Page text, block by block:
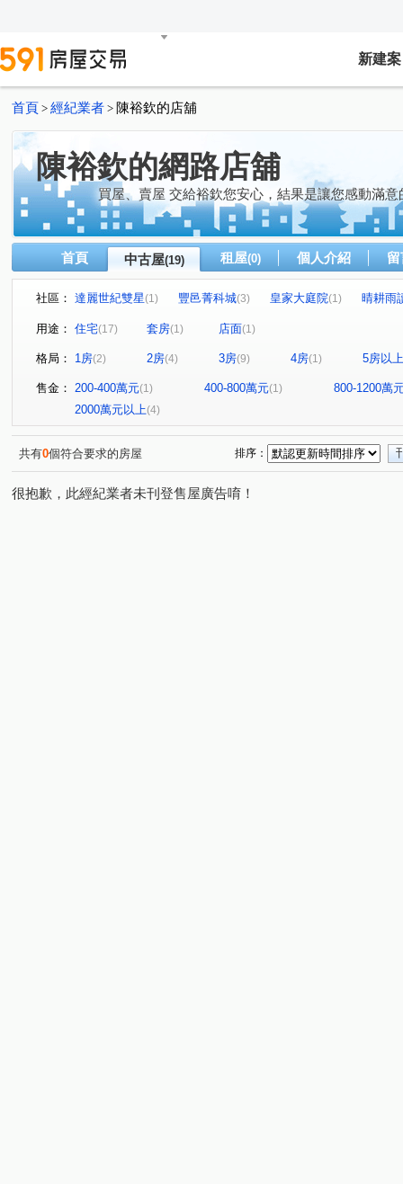
新建案
首頁 > 經紀業者 > 陳裕欽的店舖
陳裕欽的網路店舖
買屋、賣屋 交給裕欽您安心，結果是讓您感動滿意
首頁 中古屋(19) 租屋(0) 個人介紹
社區： 達麗世紀雙星(1) 豐邑菁科城(3) 皇家大庭院(1)
晴耕雨
市政A+A
百達富裔
文心路三段 福科二路 (1) 環中路三段(2)
臺灣大道三
保安三街(1) 新富一街(1) 忠明路(1) 文山
用途： 住宅(17) 套房(1) 店面(1)
格局： 1房(2) 2房(4) 3房(9) 4房(1) 5房以上
售金： 200-400萬元(1) 400-800萬元(1)
800-1200萬
2000萬元以上(4)
共有0個符合要求的房屋 排序：
很抱歉，此經紀業者未刊登售屋廣告唷！